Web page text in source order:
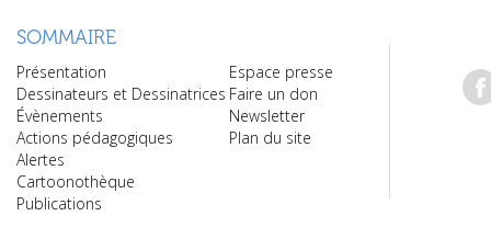
SOMMAIRE
Présentation
Dessinateurs et Dessinatrices
Évènements
Actions pédagogiques
Alertes
Cartoonothèque
Publications
Espace presse
Faire un don
Newsletter
Plan du site